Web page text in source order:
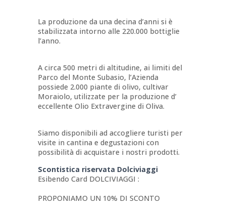
La produzione da una decina d’anni si è
stabilizzata intorno alle 220.000 bottiglie
l’anno.
A circa 500 metri di altitudine, ai limiti del
Parco del Monte Subasio, l’Azienda
possiede 2.000 piante di olivo, cultivar
Moraiolo, utilizzate per la produzione d’
eccellente Olio Extravergine di Oliva.
Siamo disponibili ad accogliere turisti per
visite in cantina e degustazioni con
possibilità di acquistare i nostri prodotti.
Scontistica riservata Dolciviaggi
Esibendo Card DOLCIVIAGGI :
PROPONIAMO UN 10% DI SCONTO